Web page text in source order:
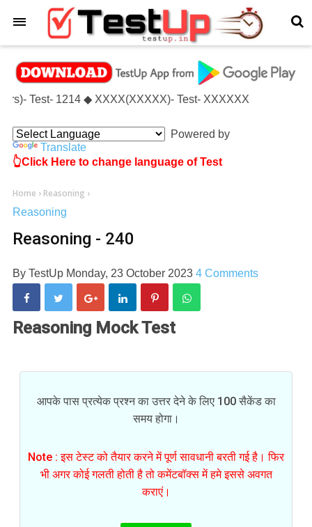
Test- 1214 ◆ XXXX(XXXXX)- Test- XXXXXX
Powered by
Translate
👆Click Here to change language of Test
Home › Reasoning ›
Reasoning
Reasoning - 240
By TestUp Monday, 23 October 2023 4 Comments
Reasoning Mock Test
आपके पास प्रत्येक प्रश्न का उत्तर देने के लिए 100 सैकेंड का
समय होगा।
Note : इस टेस्ट को तैयार करने में पूर्ण सावधानी बरती गई है। फिर
भी अगर कोई गलती होती है तो कमेंटबॉक्स में हमे इससे अवगत
कराएं।